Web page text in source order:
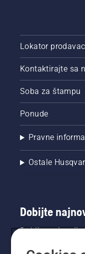
Lokator
Kontaktirajte sa
Soba za štampu
Ponude
Pravne
Ostale
Dobijte
Dobijte
proizvodima,